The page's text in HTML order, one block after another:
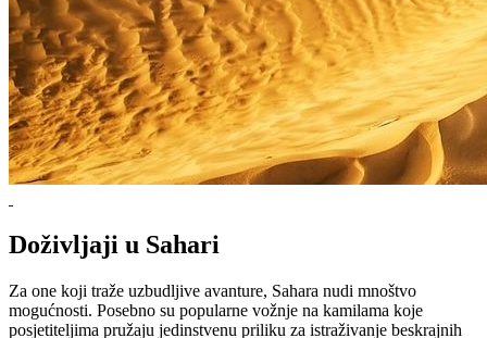
Doživljaji u Sahari
Za one koji traže uzbudljive avanture, Sahara nudi mnoštvo
mogućnosti. Posebno su popularne vožnje na kamilama koje
posjetiteljima pružaju jedinstvenu priliku za istraživanje beskrajnih